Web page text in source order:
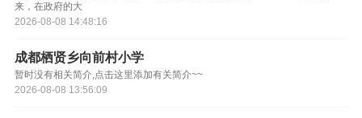
来，在政府的大
2026-08-08 14:48:16
成都栖贤乡向前村小学
暂时没有相关简介,点击这里添加有关简介~~
2026-08-08 13:56:09